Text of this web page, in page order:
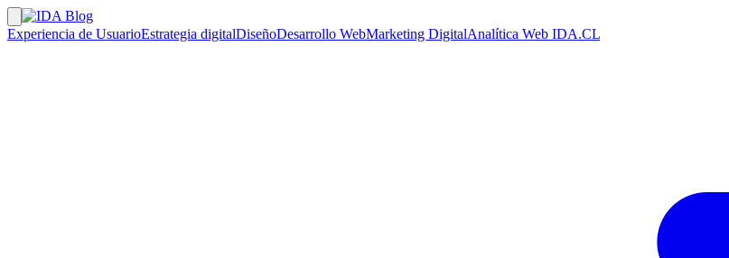
Experiencia de UsuarioEstrategia digitalDiseñoDesarrollo WebMarketing DigitalAnalítica Web IDA.CL